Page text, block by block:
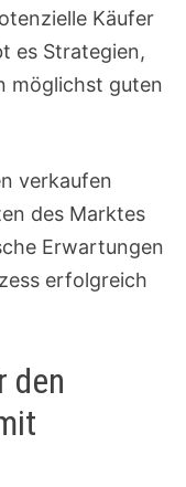
Käufer
es Strategien,
möglichst guten
verkaufen
des Marktes
Erwartungen
erfolgreich
den